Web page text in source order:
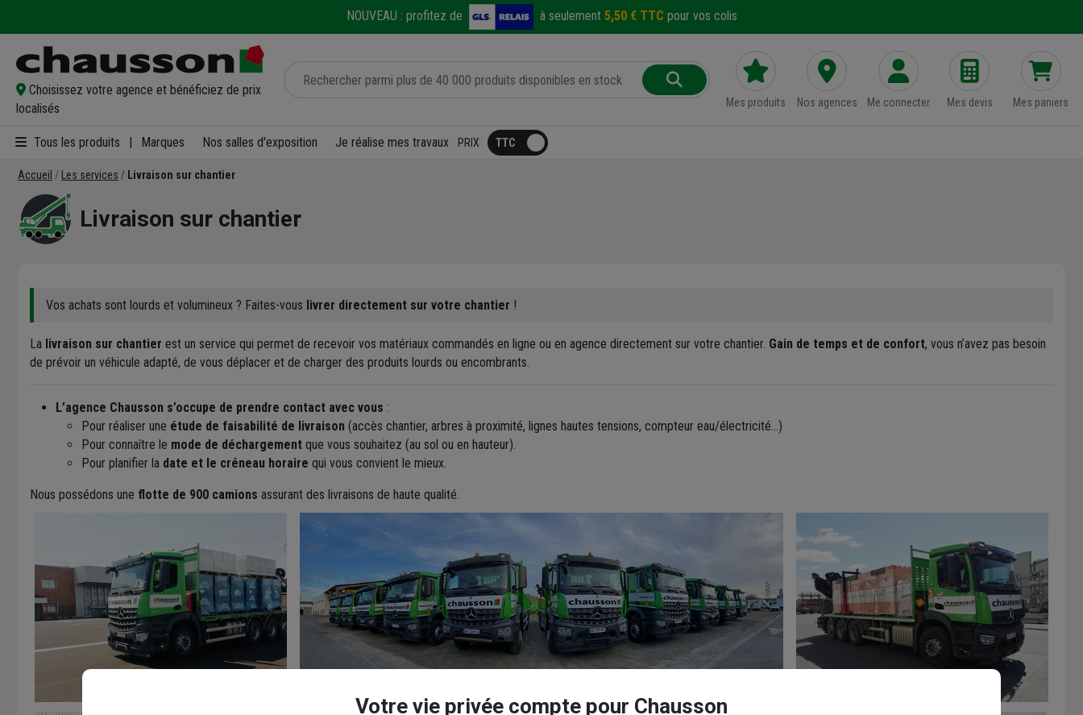
NOUVEAU : profitez de à seulement 5,50 € TTC pour vos colis
Choisissez votre agence et bénéficiez de prix
localisés
Mes produits Nos agences Me connecter Mes devis Mes paniers
Tous les produits Marques Nos salles d'exposition Je réalise mes travaux PRIX
Accueil Les services Livraison sur chantier
Livraison sur chantier
Vos achats sont lourds et volumineux ? Faites-vous livrer directement sur votre chantier !
La livraison sur chantier est un service qui permet de recevoir vos matériaux commandés en ligne ou en agence directement sur votre chantier. Gain de temps et de confort, vous n’avez pas besoin
de prévoir un véhicule adapté, de vous déplacer et de charger des produits lourds ou encombrants.
L’agence Chausson s’occupe de prendre contact avec vous :
Pour réaliser une étude de faisabilité de livraison (accès chantier, arbres à proximité, lignes hautes tensions, compteur eau/électricité…)
Pour connaître le mode de déchargement que vous souhaitez (au sol ou en hauteur).
Pour planifier la date et le créneau horaire qui vous convient le mieux.
Nous possédons une flotte de 900 camions assurant des livraisons de haute qualité.
Votre vie privée compte pour Chausson